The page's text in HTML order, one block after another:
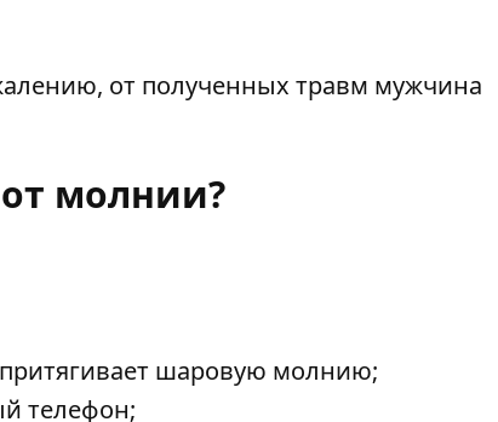
от полученных травм мужчина
молнии?
шаровую молнию;
телефон;